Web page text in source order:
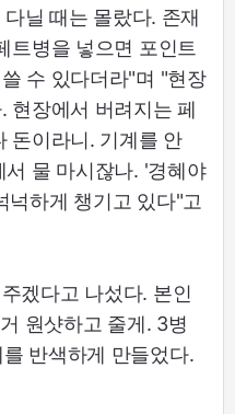
닐 때는 몰랐다. 존재
트병을 넣으면 포인트
수 있다더라"며 "현장
현장에서 버려지는 페
돈이라니. 기계를 안
물 마시잖나. '경혜야
넉하게 챙기고 있다"고
겠다고 나섰다. 본인
원샷하고 줄게. 3병
반색하게 만들었다.